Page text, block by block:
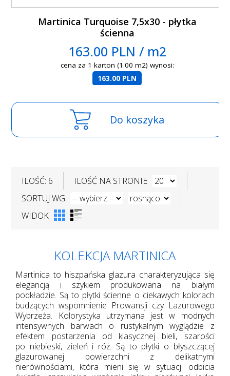
Martinica Turquoise 7,5x30 - płytka
ścienna
163.00 PLN / m2
cena za 1 karton (1.00 m2) wynosi:
163.00 PLN
Do koszyka
ILOŚĆ: 6
ILOŚĆ NA STRONIE
SORTUJ WG
WIDOK
KOLEKCJA MARTINICA
Martinica to hiszpańska glazura charakteryzująca się
elegancją i szykiem produkowana na białym
podkładzie. Są to płytki ścienne o ciekawych kolorach
budzących wspomnienie Prowansji czy Lazurowego
Wybrzeża. Kolorystyka utrzymana jest w modnych
intensywnych barwach o rustykalnym wyglądzie z
efektem postarzenia od klasycznej bieli, szarości
po niebieski, zieleń i róż. Są to płytki o błyszczącej
glazurowanej powierzchni z delikatnymi
nierównościami, która mieni się w sytuacji odbicia